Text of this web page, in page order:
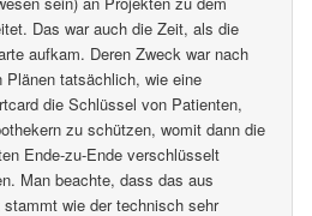
Das war auch die Zeit, als die
aufkam. Deren Zweck war nach
Plänen tatsächlich, wie eine
die Schlüssel von Patienten,
zu schützen, womit dann die
Ende-zu-Ende verschlüsselt
Man beachte, dass das aus
wie der technisch sehr